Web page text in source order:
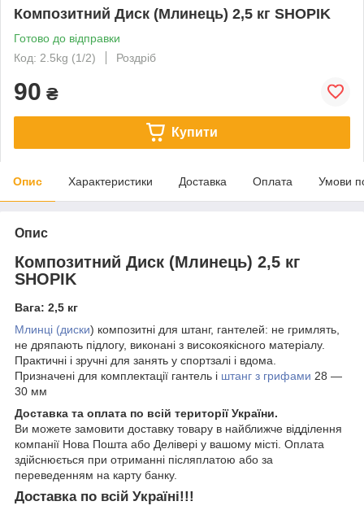
Композитний Диск (Млинець) 2,5 кг SHOPIK
Готово до відправки
Код: 2.5kg (1/2)
Роздріб
90 ₴
Купити
Опис Характеристики Доставка Оплата Умови
Опис
Композитний Диск (Млинець) 2,5 кг
SHOPIK
Вага: 2,5 кг
Млинці (диски) композитні для штанг, гантелей: не гримлять,
не дряпають підлогу, виконані з високоякісного матеріалу.
Практичні і зручні для занять у спортзалі і вдома.
Призначені для комплектації гантель і штанг з грифами 28 —
30 мм
Доставка та оплата по всій території України.
Ви можете замовити доставку товару в найближче відділення
компанії Нова Пошта або Делівері у вашому місті. Оплата
здійснюється при отриманні післяплатою або за
переведенням на карту банку.
Доставка по всій Україні!!!